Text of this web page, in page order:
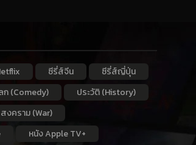
ซีรี่ส์จีน
ซีรี่ส์ญี่ปุ่น
ก (Comedy)
ประวัติ (History)
สงคราม (War)
หนัง Apple TV+